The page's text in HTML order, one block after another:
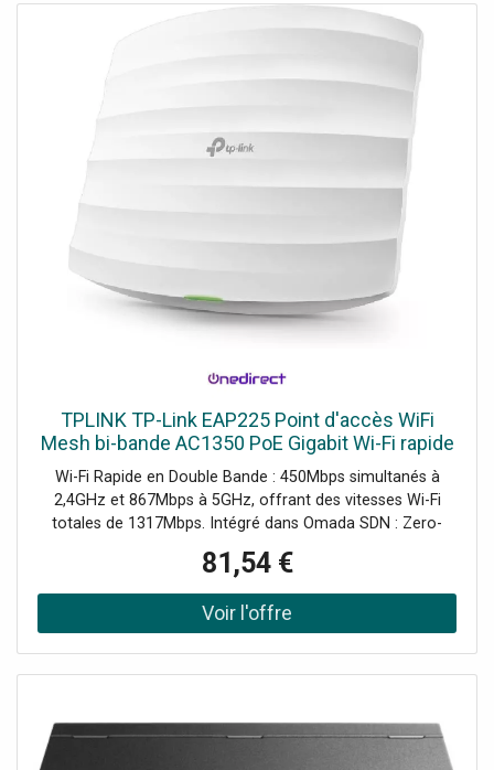
TPLINK TP-Link EAP225 Point d'accès WiFi
Mesh bi-bande AC1350 PoE Gigabit Wi-Fi rapide
en double bande avec gestion centralisée et
roaming sans
Wi-Fi Rapide en Double Bande : 450Mbps simultanés à
2,4GHz et 867Mbps à 5GHz, offrant des vitesses Wi-Fi
totales de 1317Mbps. Intégré dans Omada SDN : Zero-
Cloud et Surveillance Intelligente. Gestion Centralisée :
Accès au Cloud et à l'Application Omada pour plus de
Confort et une Gestion Facile. Demander un audit de
connectivité !
81,54 €